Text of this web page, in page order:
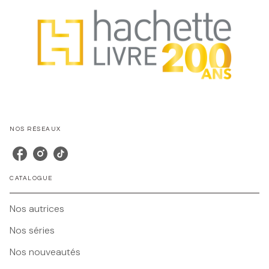
NOS RÉSEAUX
CATALOGUE
Nos autrices
Nos séries
Nos nouveautés